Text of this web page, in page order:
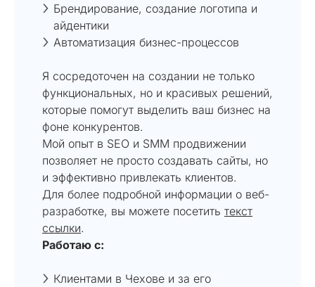
Брендирование, создание логотипа и
айдентики
Автоматизация бизнес-процессов
Я сосредоточен на создании не только
функциональных, но и красивых решений,
которые помогут выделить ваш бизнес на
фоне конкурентов.
Мой опыт в SEO и SMM продвижении
позволяет не просто создавать сайты, но
и эффективно привлекать клиентов.
Для более подробной информации о веб-
разработке, вы можете посетить текст
ссылки.
Работаю с:
Клиентами в Чехове и за его